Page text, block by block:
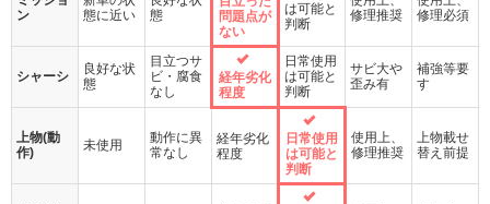
ン
態に近い
態
問題点が
ない
は可能と
判断
修理推奨
修理必須
シャーシ
良好な状
態
目立つサ
ビ・腐食
なし
経年劣化
程度
日常使用
は可能と
判断
サビ大や
歪み有
補強等要
す
上物(動
作)
未使用
動作に異
常なし
経年劣化
程度
日常使用
は可能と
判断
使用上、
修理推奨
上物載せ
替え前提